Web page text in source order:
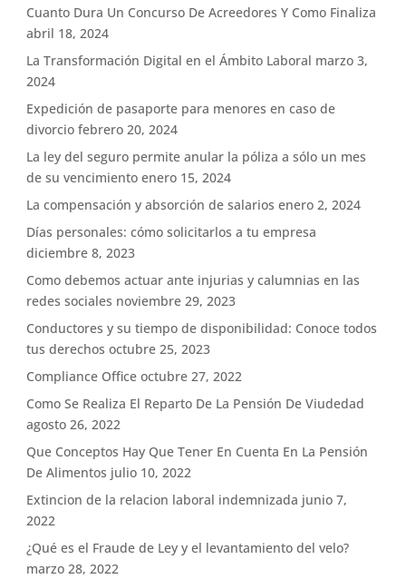
Cuanto Dura Un Concurso De Acreedores Y Como Finaliza
abril 18, 2024
La Transformación Digital en el Ámbito Laboral marzo 3,
2024
Expedición de pasaporte para menores en caso de
divorcio febrero 20, 2024
La ley del seguro permite anular la póliza a sólo un mes
de su vencimiento enero 15, 2024
La compensación y absorción de salarios enero 2, 2024
Días personales: cómo solicitarlos a tu empresa
diciembre 8, 2023
Como debemos actuar ante injurias y calumnias en las
redes sociales noviembre 29, 2023
Conductores y su tiempo de disponibilidad: Conoce todos
tus derechos octubre 25, 2023
Compliance Office octubre 27, 2022
Como Se Realiza El Reparto De La Pensión De Viudedad
agosto 26, 2022
Que Conceptos Hay Que Tener En Cuenta En La Pensión
De Alimentos julio 10, 2022
Extincion de la relacion laboral indemnizada junio 7,
2022
¿Qué es el Fraude de Ley y el levantamiento del velo?
marzo 28, 2022